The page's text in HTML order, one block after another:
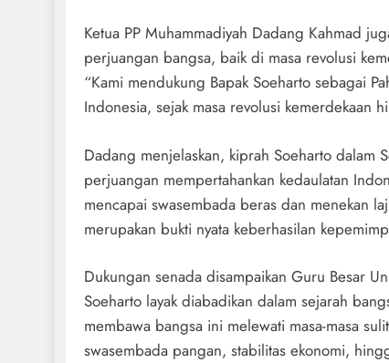
Ketua PP Muhammadiyah Dadang Kahmad
perjuangan bangsa, baik di masa revolusi
“Kami mendukung Bapak Soeharto sebagai
Indonesia, sejak masa revolusi kemerdekaan
Dadang menjelaskan, kiprah Soeharto dalam
perjuangan mempertahankan kedaulatan
mencapai swasembada beras dan menekan
merupakan bukti nyata keberhasilan
Dukungan senada disampaikan Guru Besar
Soeharto layak diabadikan dalam sejarah
membawa bangsa ini melewati masa-masa
swasembada pangan, stabilitas ekonomi,